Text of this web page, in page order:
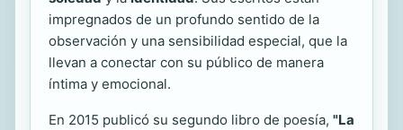
impregnados de un profundo sentido de la
observación y una sensibilidad especial, que la
llevan a conectar con su público de manera
íntima y emocional.
En 2015 publicó su segundo libro de poesía, "La